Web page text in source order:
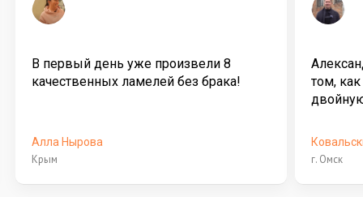
В первый день уже произвели 8
качественных ламелей без брака!
Алла Нырова
Крым
том, как
г. Омск